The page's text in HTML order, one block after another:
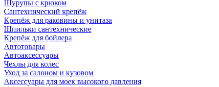
Шурупы с крюком
Сантехнический крепёж
Крепёж для раковины и унитаза
Шпильки сантехнические
Крепёж для бойлера
Автотовары
Автоаксессуары
Чехлы для колес
Уход за салоном и кузовом
Аксессуары для моек высокого давления